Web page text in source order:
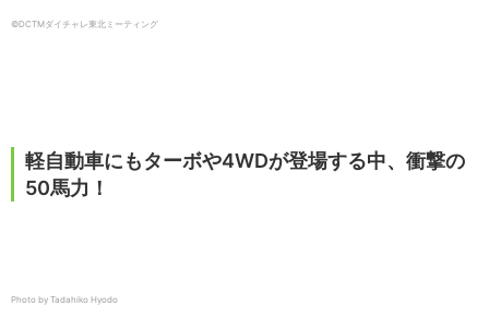
©DCTMダイチャレ東北ミーティング
軽自動車にもターボや4WDが登場する中、衝撃の
50馬力！
Photo by Tadahiko Hyodo